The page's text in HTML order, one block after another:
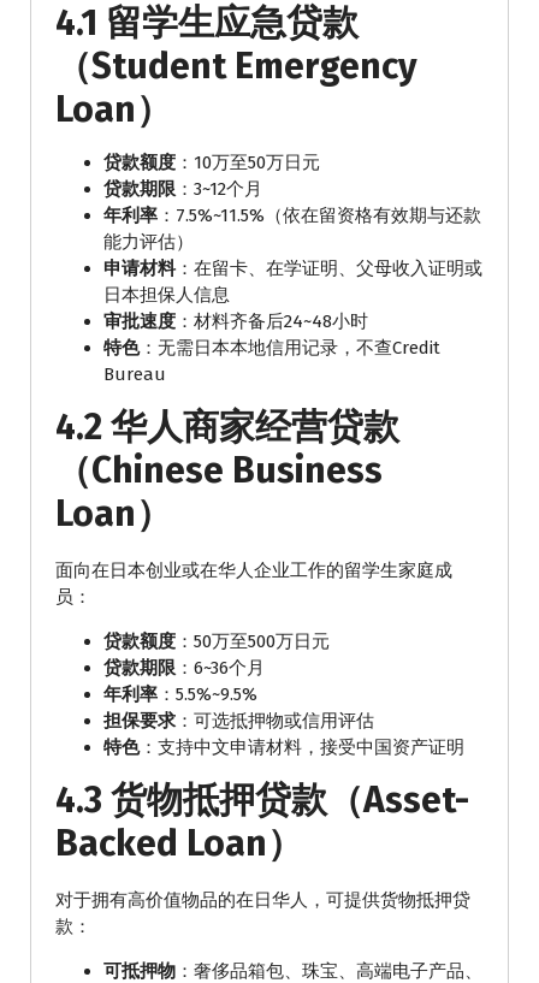
4.1 留学生应急贷款
（Student Emergency
Loan）
贷款额度 ：10万至50万日元
贷款期限 ：3~12个月
年利率 ：7.5%~11.5%（依在留资格有效期与还款
能力评估）
申请材料：在留卡、在学证明、父母收入证明或
日本担保人信息
审批速度 ：材料齐备后24~48小时
特色：无需日本本地信用记录，不查Credit
Bureau
4.2 华人商家经营贷款
（Chinese Business
Loan）
面向在日本创业或在华人企业工作的留学生家庭成
员：
贷款额度 ：50万至500万日元
贷款期限 ：6~36个月
年利率 ：5.5%~9.5%
担保要求 ：可选抵押物或信用评估
特色：支持中文申请材料，接受中国资产证明
4.3 货物抵押贷款（Asset-
Backed Loan）
对于拥有高价值物品的在日华人，可提供货物抵押贷
款：
可抵押物 ：奢侈品箱包、珠宝、高端电子产品、